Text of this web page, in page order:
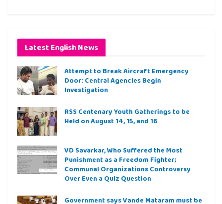
Latest English News
Attempt to Break Aircraft Emergency
Door: Central Agencies Begin
Investigation
RSS Centenary Youth Gatherings to be
Held on August 14, 15, and 16
VD Savarkar, Who Suffered the Most
Punishment as a Freedom Fighter;
Communal Organizations Controversy
Over Even a Quiz Question
Government says Vande Mataram must be